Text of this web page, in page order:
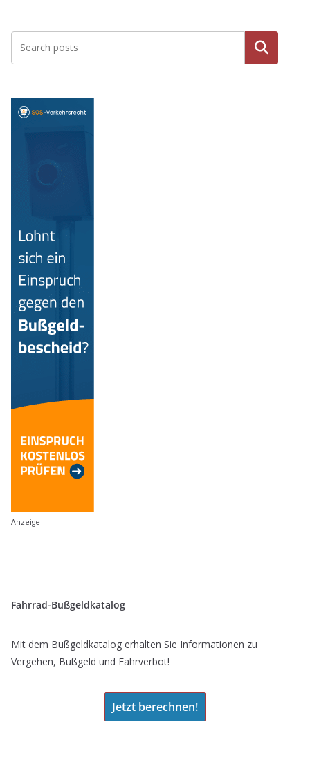
Suche
Anzeige
Fahrrad-Bußgeldkatalog
Mit dem Bußgeldkatalog erhalten Sie Informationen zu
Vergehen, Bußgeld und Fahrverbot!
Jetzt berechnen!